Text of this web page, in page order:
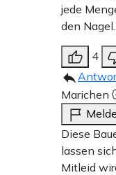
jede
den Nagel.
4
Marichen
Diese
lassen
Mitleid